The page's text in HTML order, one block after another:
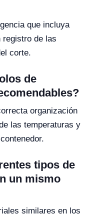
que incluya
registro de las
corte.
de
organización
las temperaturas y
tipos de
un mismo
similares en los